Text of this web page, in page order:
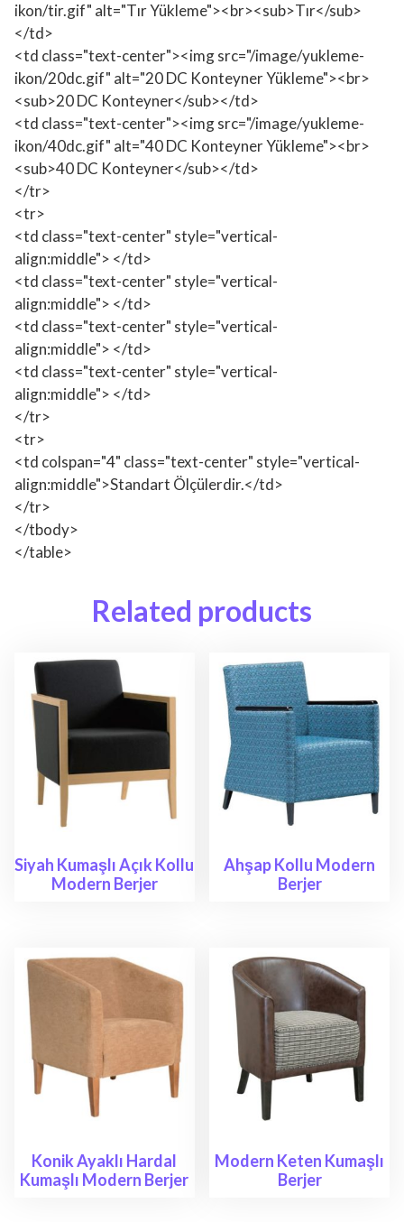
ikon/tir.gif" alt="Tır Yükleme"><br><sub>Tır</sub>
</td>
<td class="text-center"><img src="/image/yukleme-
ikon/20dc.gif" alt="20 DC Konteyner Yükleme"><br>
<sub>20 DC Konteyner</sub></td>
<td class="text-center"><img src="/image/yukleme-
ikon/40dc.gif" alt="40 DC Konteyner Yükleme"><br>
<sub>40 DC Konteyner</sub></td>
</tr>
<tr>
<td class="text-center" style="vertical-
align:middle"> </td>
<td class="text-center" style="vertical-
align:middle"> </td>
<td class="text-center" style="vertical-
align:middle"> </td>
<td class="text-center" style="vertical-
align:middle"> </td>
</tr>
<tr>
<td colspan="4" class="text-center" style="vertical-
align:middle">Standart Ölçülerdir.</td>
</tr>
</tbody>
</table>
Related products
Siyah Kumaşlı Açık Kollu
Modern Berjer
Ahşap Kollu Modern
Berjer
Konik Ayaklı Hardal
Kumaşlı Modern Berjer
Modern Keten Kumaşlı
Berjer